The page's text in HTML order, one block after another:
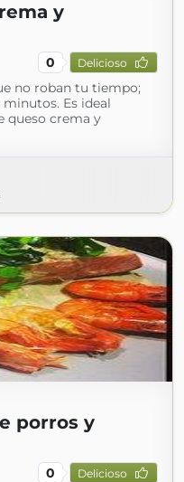
y
0 Delicioso
no roban tu tiempo;
Es ideal
queso crema y
porros y
0 Delicioso